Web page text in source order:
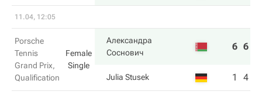
11.04, 12:05
Porsche
Tennis
Grand Prix,
Qualification
Female
Single
Александра
Соснович
6 6
Julia Stusek 1 4